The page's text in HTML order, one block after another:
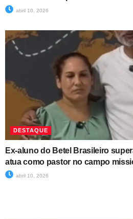
abril 10, 2026
DESTAQUE
Ex-aluno do Betel Brasileiro
atua como pastor no campo
abril 10, 2026